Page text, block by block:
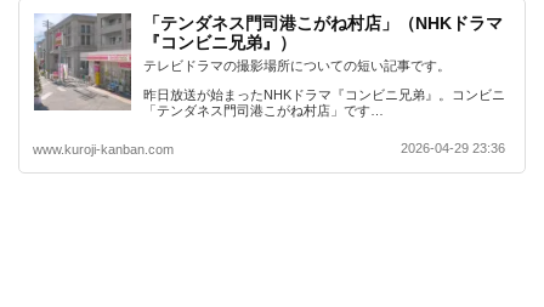
「テンダネス門司港こがね村店」（NHKドラマ
『コンビニ兄弟』）
テレビドラマの撮影場所についての短い記事です。
昨日放送が始まったNHKドラマ『コンビニ兄弟』。コンビニ
「テンダネス門司港こがね村店」です…
www.kuroji-kanban.com 2026-04-29 23:36